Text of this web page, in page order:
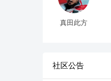
真田此方
社区公告